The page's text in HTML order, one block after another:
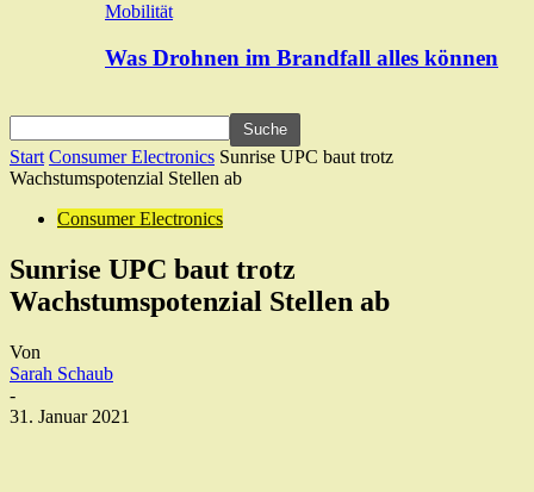
Mobilität
Was Drohnen im Brandfall alles können
Start Consumer Electronics Sunrise UPC baut trotz
Wachstumspotenzial Stellen ab
Consumer Electronics
Sunrise UPC baut trotz
Wachstumspotenzial Stellen ab
Von
Sarah Schaub
-
31. Januar 2021